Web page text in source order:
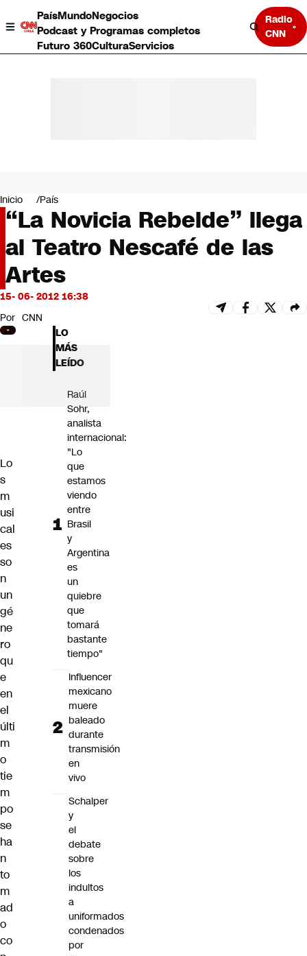
PaísMundoNegocios
Podcast y Programas completos
Futuro 360CulturaServicios
Radio
CNN
Negocios
Deportes
Programas completos
Cultura
Servicios
Bits
CNN tiempo
Futuro 360
Opinión
Inicio País
“La Novicia Rebelde” llega
al Teatro Nescafé de las
Artes
15- 06- 2012 16:38
Por CNN
Lo
s
m
usi
cal
es
so
n
un
gé
ne
ro
qu
e
en
el
últi
m
o
tie
m
po
se
ha
n
to
m
ad
o
co
LO
MÁS
LEÍDO
Raúl
Sohr,
analista
internacional:
"Lo
que
estamos
viendo
entre
Brasil
y
Argentina
es
un
quiebre
que
tomará
bastante
tiempo"
Influencer
mexicano
muere
baleado
durante
transmisión
en
vivo
Schalper
y
el
debate
sobre
los
indultos
a
uniformados
condenados
por